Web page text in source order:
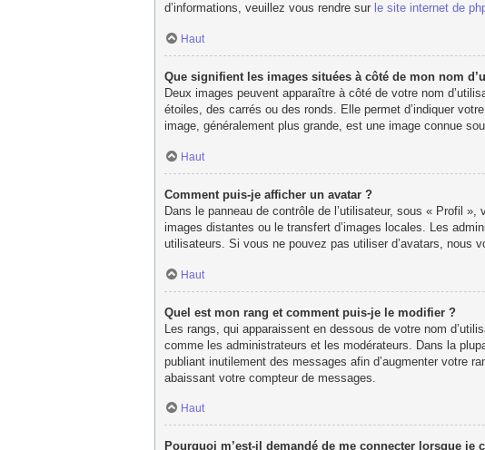
d’informations, veuillez vous rendre sur le site internet de
Haut
Que signifient les images situées à côté de mon nom
Deux images peuvent apparaître à côté de votre nom
étoiles, des carrés ou des ronds. Elle permet d’indiquer
image, généralement plus grande, est une image connue
Haut
Comment puis-je afficher un avatar ?
Dans le panneau de contrôle de l’utilisateur, sous « Profil
images distantes ou le transfert d’images locales. Les
utilisateurs. Si vous ne pouvez pas utiliser d’avatars, nous
Haut
Quel est mon rang et comment puis-je le modifier ?
Les rangs, qui apparaissent en dessous de votre nom
comme les administrateurs et les modérateurs. Dans la
publiant inutilement des messages afin d’augmenter votre
abaissant votre compteur de messages.
Haut
Pourquoi m’est-il demandé de me connecter lorsque